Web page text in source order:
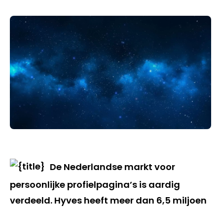
De Nederlandse markt voor
persoonlijke profielpagina’s is aardig
verdeeld. Hyves heeft meer dan 6,5 miljoen